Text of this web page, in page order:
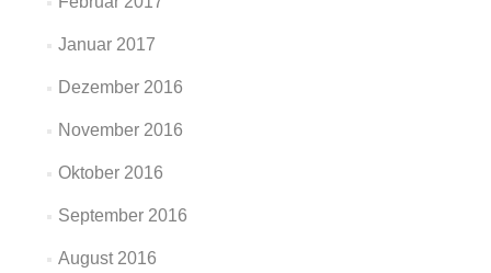
Januar 2017
Dezember 2016
November 2016
Oktober 2016
September 2016
August 2016